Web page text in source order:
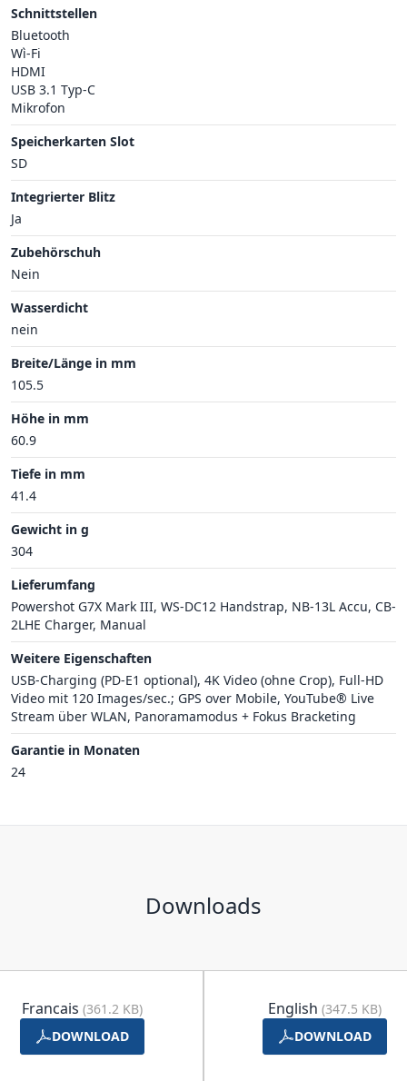
Schnittstellen
Bluetooth
Wì-Fi
HDMI
USB 3.1 Typ-C
Mikrofon
Speicherkarten Slot
SD
Integrierter Blitz
Ja
Zubehörschuh
Nein
Wasserdicht
nein
Breite/Länge in mm
105.5
Höhe in mm
60.9
Tiefe in mm
41.4
Gewicht in g
304
Lieferumfang
Powershot G7X Mark III, WS-DC12 Handstrap, NB-13L Accu, CB-
2LHE Charger, Manual
Weitere Eigenschaften
USB-Charging (PD-E1 optional), 4K Video (ohne Crop), Full-HD
Video mit 120 Images/sec.; GPS over Mobile, YouTube® Live
Stream über WLAN, Panoramamodus + Fokus Bracketing
Garantie in Monaten
24
Downloads
Francais (361.2 KB)
DOWNLOAD
English (347.5 KB)
DOWNLOAD